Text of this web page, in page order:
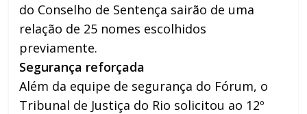
do Conselho de Sentença sairão de uma
relação de 25 nomes escolhidos
previamente.
Segurança reforçada
Além da equipe de segurança do Fórum, o
Tribunal de Justiça do Rio solicitou ao 12º